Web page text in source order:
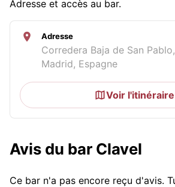
Adresse et accès au bar.
Adresse
Corredera Baja de San
Madrid, Espagne
Voir l'itinéraire
Avis du bar Clavel
Ce bar n'a pas encore reçu d'avis.